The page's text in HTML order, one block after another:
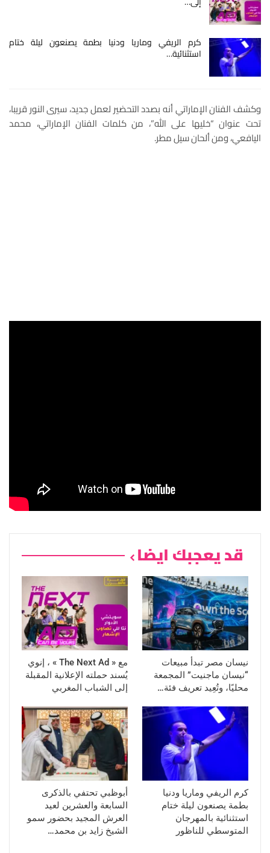
كرم الريفي وماريا ودنيا بطمة يصنعون ليلة ختام
استثنائية…
وكشف الفنان الإماراتي أنه بصدد التحضير لعمل جديد، سيرى النور قريبا،
تحت عنوان “خليها على الله”، من كلمات الفنان الإماراتي، محمد
اليافعي، ومن ألحان سيل مطر.
قد يعجبك ايضا
نيسان مصر تبدأ مبيعات
“نيسان ماجنيت” المجمعة
محليًا، وتُعِيد تعريف فئة…
مع « The Next Ad » ، إنوي
يُسند حملته الإعلانية المقبلة
إلى الشباب المغربي
كرم الريفي وماريا ودنيا
بطمة يصنعون ليلة ختام
استثنائية بالمهرجان
المتوسطي للناظور
أبوظبي تحتفي بالذكرى
السابعة والعشرين لعيد
العرش المجيد بحضور سمو
الشيخ زايد بن محمد…